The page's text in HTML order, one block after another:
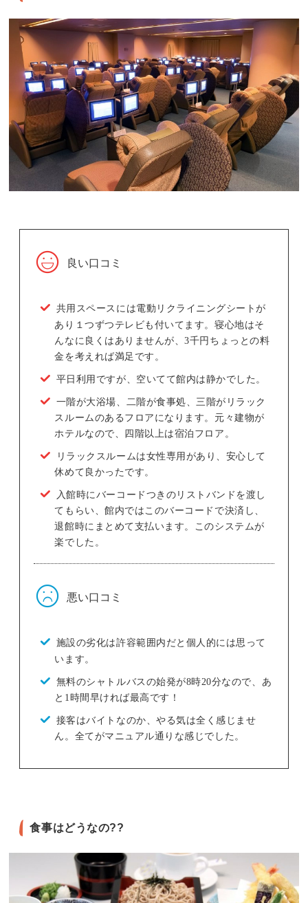
良い口コミ
共用スペースには電動リクライニングシートが
あり１つずつテレビも付いてます。寝心地はそ
んなに良くはありませんが、3千円ちょっとの料
金を考えれば満足です。
平日利用ですが、空いてて館内は静かでした。
一階が大浴場、二階が食事処、三階がリラック
スルームのあるフロアになります。元々建物が
ホテルなので、四階以上は宿泊フロア。
リラックスルームは女性専用があり、安心して
休めて良かったです。
入館時にバーコードつきのリストバンドを渡し
てもらい、館内ではこのバーコードで決済し、
退館時にまとめて支払います。このシステムが
楽でした。
悪い口コミ
施設の劣化は許容範囲内だと個人的には思って
います。
無料のシャトルバスの始発が8時20分なので、あ
と1時間早ければ最高です！
接客はバイトなのか、やる気は全く感じませ
ん。全てがマニュアル通りな感じでした。
食事はどうなの??